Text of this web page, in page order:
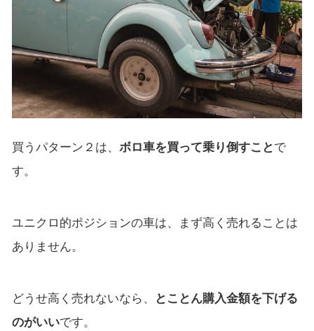
買うパターン２は、 ボロ車を買って乗り倒すこと で
す。
ユニクロ的ポジションの車は、まず高く売れることは
ありません。
どうせ高く売れないなら、
とことん購入金額を下げる
のがいいです。